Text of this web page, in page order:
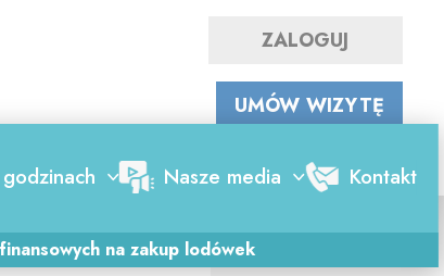
ZALOGUJ
UMÓW WIZYTĘ
Nasze media Kontakt
na zakup lodówek